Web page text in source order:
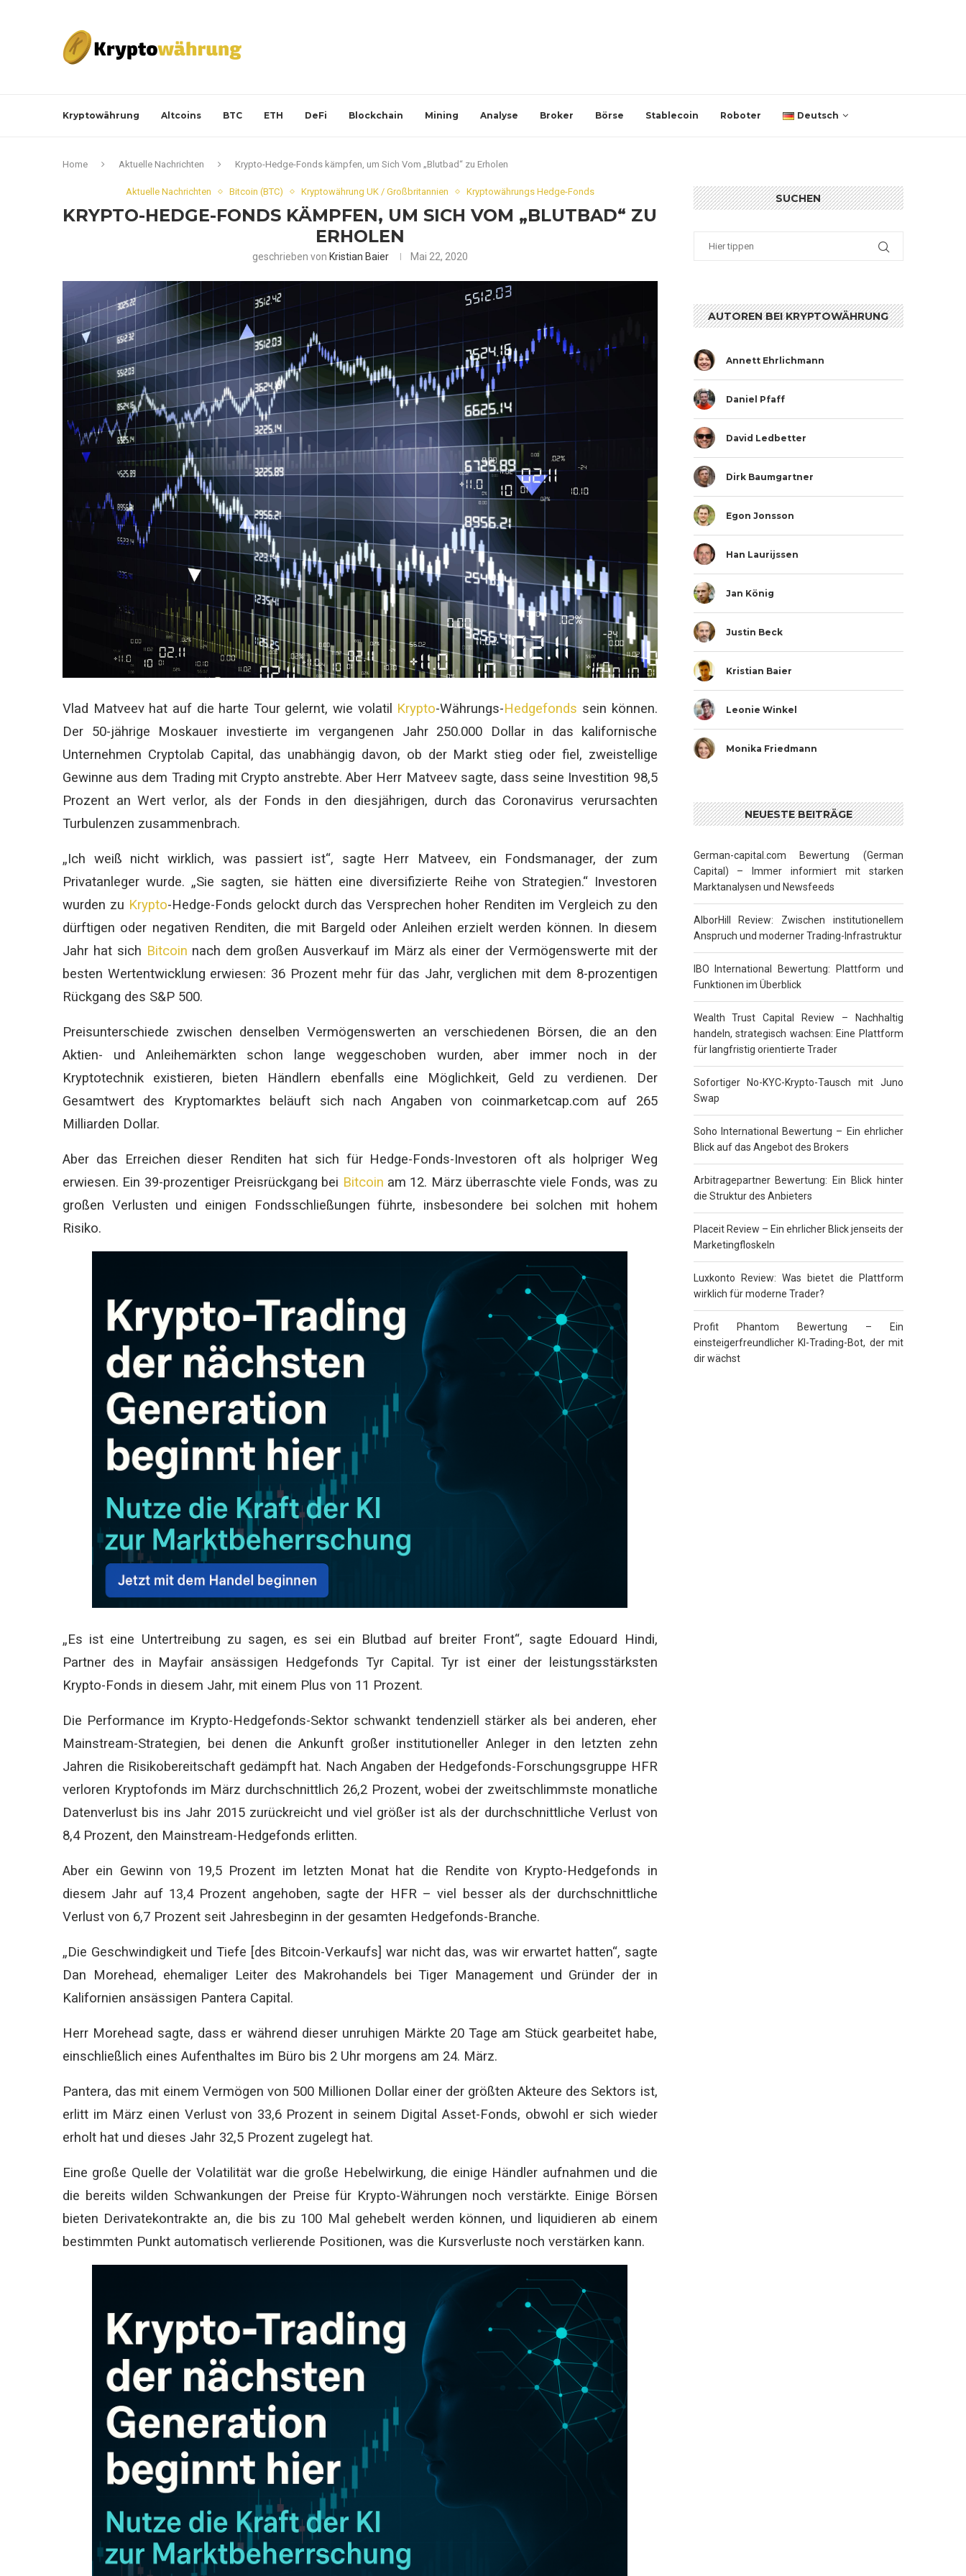
Kryptowährung Altcoins BTC ETH DeFi Blockchain Mining Analyse Broker Börse Stablecoin Roboter Deutsch
Home Aktuelle Nachrichten Krypto-Hedge-Fonds kämpfen, um Sich Vom „Blutbad“ zu Erholen
Aktuelle Nachrichten Bitcoin (BTC) Kryptowährung UK / Großbritannien Kryptowährungs Hedge-Fonds
KRYPTO-HEDGE-FONDS KÄMPFEN, UM SICH VOM „BLUTBAD“ ZU
ERHOLEN
geschrieben von Kristian Baier Mai 22, 2020
Vlad Matveev hat auf die harte Tour gelernt, wie volatil Krypto-Währungs-Hedgefonds sein können.
Der 50-jährige Moskauer investierte im vergangenen Jahr 250.000 Dollar in das kalifornische
Unternehmen Cryptolab Capital, das unabhängig davon, ob der Markt stieg oder fiel, zweistellige
Gewinne aus dem Trading mit Crypto anstrebte. Aber Herr Matveev sagte, dass seine Investition 98,5
Prozent an Wert verlor, als der Fonds in den diesjährigen, durch das Coronavirus verursachten
Turbulenzen zusammenbrach.
„Ich weiß nicht wirklich, was passiert ist“, sagte Herr Matveev, ein Fondsmanager, der zum
Privatanleger wurde. „Sie sagten, sie hätten eine diversifizierte Reihe von Strategien.“ Investoren
wurden zu Krypto-Hedge-Fonds gelockt durch das Versprechen hoher Renditen im Vergleich zu den
dürftigen oder negativen Renditen, die mit Bargeld oder Anleihen erzielt werden können. In diesem
Jahr hat sich Bitcoin nach dem großen Ausverkauf im März als einer der Vermögenswerte mit der
besten Wertentwicklung erwiesen: 36 Prozent mehr für das Jahr, verglichen mit dem 8-prozentigen
Rückgang des S&P 500.
Preisunterschiede zwischen denselben Vermögenswerten an verschiedenen Börsen, die an den
Aktien- und Anleihemärkten schon lange weggeschoben wurden, aber immer noch in der
Kryptotechnik existieren, bieten Händlern ebenfalls eine Möglichkeit, Geld zu verdienen. Der
Gesamtwert des Kryptomarktes beläuft sich nach Angaben von coinmarketcap.com auf 265
Milliarden Dollar.
Aber das Erreichen dieser Renditen hat sich für Hedge-Fonds-Investoren oft als holpriger Weg
erwiesen. Ein 39-prozentiger Preisrückgang bei Bitcoin am 12. März überraschte viele Fonds, was zu
großen Verlusten und einigen Fondsschließungen führte, insbesondere bei solchen mit hohem
Risiko.
„Es ist eine Untertreibung zu sagen, es sei ein Blutbad auf breiter Front“, sagte Edouard Hindi,
Partner des in Mayfair ansässigen Hedgefonds Tyr Capital. Tyr ist einer der leistungsstärksten
Krypto-Fonds in diesem Jahr, mit einem Plus von 11 Prozent.
Die Performance im Krypto-Hedgefonds-Sektor schwankt tendenziell stärker als bei anderen, eher
Mainstream-Strategien, bei denen die Ankunft großer institutioneller Anleger in den letzten zehn
Jahren die Risikobereitschaft gedämpft hat. Nach Angaben der Hedgefonds-Forschungsgruppe HFR
verloren Kryptofonds im März durchschnittlich 26,2 Prozent, wobei der zweitschlimmste monatliche
Datenverlust bis ins Jahr 2015 zurückreicht und viel größer ist als der durchschnittliche Verlust von
8,4 Prozent, den Mainstream-Hedgefonds erlitten.
Aber ein Gewinn von 19,5 Prozent im letzten Monat hat die Rendite von Krypto-Hedgefonds in
diesem Jahr auf 13,4 Prozent angehoben, sagte der HFR – viel besser als der durchschnittliche
Verlust von 6,7 Prozent seit Jahresbeginn in der gesamten Hedgefonds-Branche.
„Die Geschwindigkeit und Tiefe [des Bitcoin-Verkaufs] war nicht das, was wir erwartet hatten“, sagte
Dan Morehead, ehemaliger Leiter des Makrohandels bei Tiger Management und Gründer der in
Kalifornien ansässigen Pantera Capital.
Herr Morehead sagte, dass er während dieser unruhigen Märkte 20 Tage am Stück gearbeitet habe,
einschließlich eines Aufenthaltes im Büro bis 2 Uhr morgens am 24. März.
Pantera, das mit einem Vermögen von 500 Millionen Dollar einer der größten Akteure des Sektors ist,
erlitt im März einen Verlust von 33,6 Prozent in seinem Digital Asset-Fonds, obwohl er sich wieder
erholt hat und dieses Jahr 32,5 Prozent zugelegt hat.
Eine große Quelle der Volatilität war die große Hebelwirkung, die einige Händler aufnahmen und die
die bereits wilden Schwankungen der Preise für Krypto-Währungen noch verstärkte. Einige Börsen
bieten Derivatekontrakte an, die bis zu 100 Mal gehebelt werden können, und liquidieren ab einem
bestimmten Punkt automatisch verlierende Positionen, was die Kursverluste noch verstärken kann.
SUCHEN
AUTOREN BEI KRYPTOWÄHRUNG
Annett Ehrlichmann
Daniel Pfaff
David Ledbetter
Dirk Baumgartner
Egon Jonsson
Han Laurijssen
Jan König
Justin Beck
Kristian Baier
Leonie Winkel
Monika Friedmann
NEUESTE BEITRÄGE
German-capital.com Bewertung (German
Capital) – Immer informiert mit starken
Marktanalysen und Newsfeeds
AlborHill Review: Zwischen institutionellem
Anspruch und moderner Trading-Infrastruktur
IBO International Bewertung: Plattform und
Funktionen im Überblick
Wealth Trust Capital Review – Nachhaltig
handeln, strategisch wachsen: Eine Plattform
für langfristig orientierte Trader
Sofortiger No-KYC-Krypto-Tausch mit Juno
Swap
Soho International Bewertung – Ein ehrlicher
Blick auf das Angebot des Brokers
Arbitragepartner Bewertung: Ein Blick hinter
die Struktur des Anbieters
Placeit Review – Ein ehrlicher Blick jenseits der
Marketingfloskeln
Luxkonto Review: Was bietet die Plattform
wirklich für moderne Trader?
Profit Phantom Bewertung – Ein
einsteigerfreundlicher KI-Trading-Bot, der mit
dir wächst